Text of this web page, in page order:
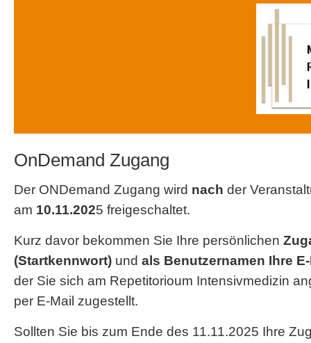
OnDemand Zugang
Der ONDemand Zugang wird nach der
am 10.11.2025 freigeschaltet.
Kurz davor bekommen Sie Ihre persönlichen
(Startkennwort) und als Benutzernamen Ihre
der Sie sich am Repetitorioum Intensivmedizin
per E-Mail zugestellt.
Sollten Sie bis zum Ende des 11.11.2025 Ihre